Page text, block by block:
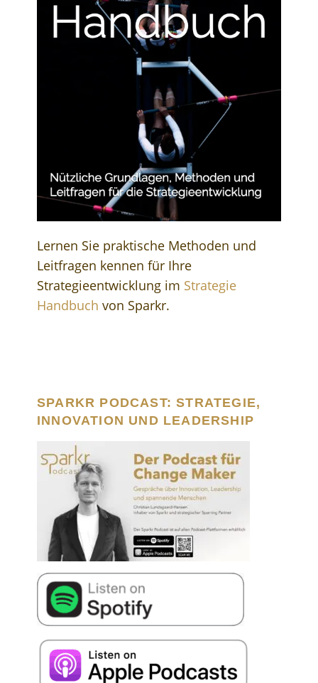
Lernen Sie praktische Methoden und
Leitfragen kennen für Ihre
Strategieentwicklung im Strategie
Handbuch von Sparkr.
SPARKR PODCAST: STRATEGIE,
INNOVATION UND LEADERSHIP